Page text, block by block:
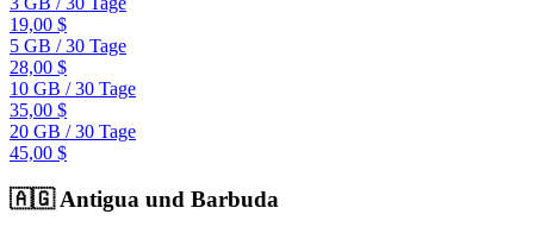
19,00 $
5 GB /30 Tage
28,00 $
10 GB /30 Tage
35,00 $
20 GB /30 Tage
45,00 $
🇦🇬Antigua und Barbuda